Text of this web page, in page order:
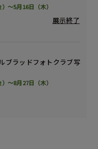
～5月16日（木）
展示終了
ラッドフォトクラブ写
～8月27日（木）